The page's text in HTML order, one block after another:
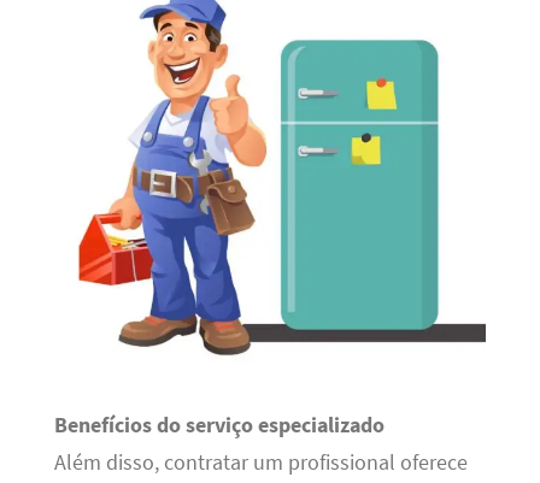
Benefícios do serviço especializado
Além disso, contratar um profissional oferece